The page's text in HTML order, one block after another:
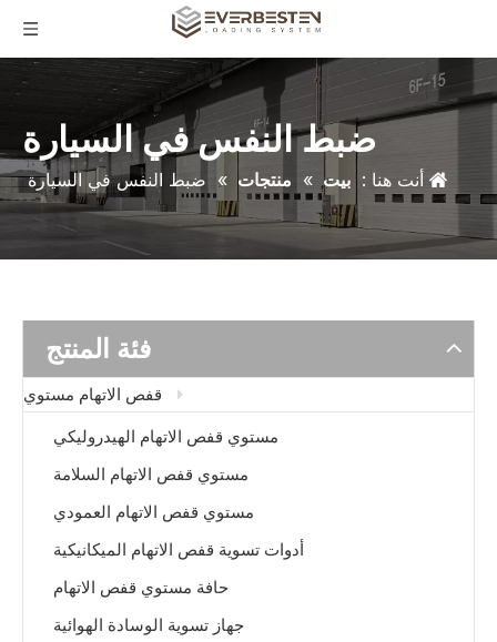
ضبط النفس في السيارة
أنت هنا : بيت » منتجات » ضبط النفس في السيارة
فئة المنتج
قفص الاتهام مستوي
مستوي قفص الاتهام الهيدروليكي
مستوي قفص الاتهام السلامة
مستوي قفص الاتهام العمودي
أدوات تسوية قفص الاتهام الميكانيكية
حافة مستوي قفص الاتهام
جهاز تسوية الوسادة الهوائية